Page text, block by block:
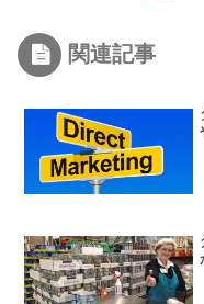
関連記事